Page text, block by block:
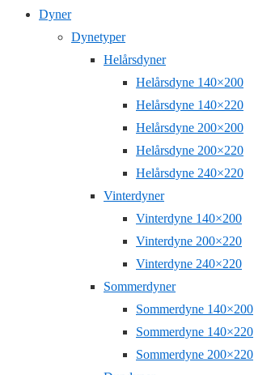
Dyner
Dynetyper
Helårsdyner
Helårsdyne 140×200
Helårsdyne 140×220
Helårsdyne 200×200
Helårsdyne 200×220
Helårsdyne 240×220
Vinterdyner
Vinterdyne 140×200
Vinterdyne 200×220
Vinterdyne 240×220
Sommerdyner
Sommerdyne 140×200
Sommerdyne 140×220
Sommerdyne 200×220